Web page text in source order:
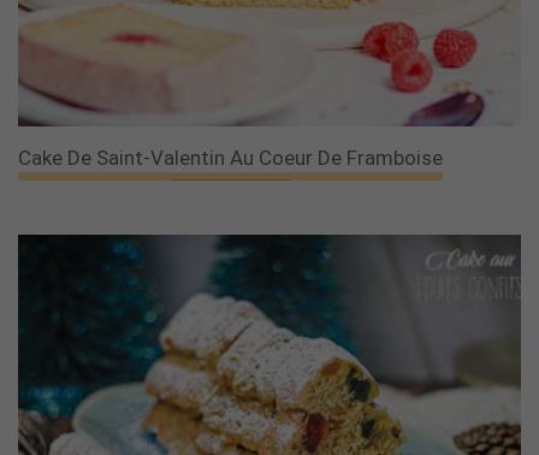
Cake De Saint-Valentin Au Coeur De Framboise